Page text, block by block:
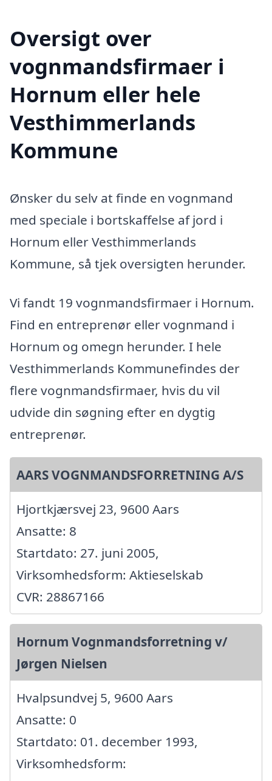
Oversigt over
vognmandsfirmaer i
Hornum eller hele
Vesthimmerlands
Kommune
Ønsker du selv at finde en vognmand
med speciale i bortskaffelse af jord i
Hornum eller Vesthimmerlands
Kommune, så tjek oversigten herunder.
Vi fandt 19 vognmandsfirmaer i Hornum.
Find en entreprenør eller vognmand i
Hornum og omegn herunder. I hele
Vesthimmerlands Kommunefindes der
flere vognmandsfirmaer, hvis du vil
udvide din søgning efter en dygtig
entreprenør.
AARS VOGNMANDSFORRETNING A/S
Hjortkjærsvej 23, 9600 Aars
Ansatte: 8
Startdato: 27. juni 2005,
Virksomhedsform: Aktieselskab
CVR: 28867166
Hornum Vognmandsforretning v/
Jørgen Nielsen
Hvalpsundvej 5, 9600 Aars
Ansatte: 0
Startdato: 01. december 1993,
Virksomhedsform: